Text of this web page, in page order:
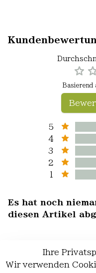
Basierend
5
4
3
2
1
Es hat noch
diesen Artikel
EU-
Ihre
Wir verwenden